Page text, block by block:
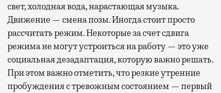
свет, холодная вода, нарастающая музыка.
Движение — смена позы. Иногда стоит просто
рассчитать режим. Некоторые за счет сдвига
режима не могут устроиться на работу — это уже
социальная дезадаптация, которую важно решать.
При этом важно отметить, что резкие утренние
пробуждения с тревожным состоянием — первый